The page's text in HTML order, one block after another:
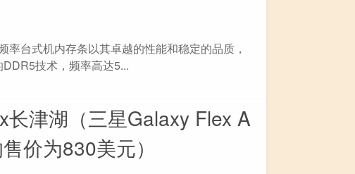
台式机内存条以其卓越的性能和稳定的品质，
技术，频率高达5...
津湖（三星Galaxy Flex A
价为830美元）